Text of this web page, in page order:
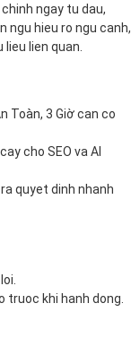
ngay tu dau,
ngu hieu ro ngu canh,
lien quan.
Toàn, 3 Giờ can co
cho SEO va AI
quyet dinh nhanh
truoc khi hanh dong.